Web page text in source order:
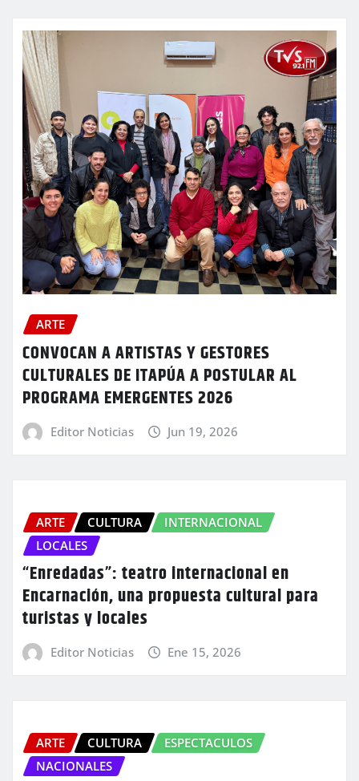
ARTE
CONVOCAN A ARTISTAS Y GESTORES
CULTURALES DE ITAPÚA A POSTULAR AL
PROGRAMA EMERGENTES 2026
Editor Noticias Jun 19, 2026
ARTE CULTURA
INTERNACIONAL
LOCALES
“Enredadas”: teatro internacional en
Encarnación, una propuesta cultural para
turistas y locales
Editor Noticias Ene 15, 2026
ARTE CULTURA
ESPECTACULOS
NACIONALES